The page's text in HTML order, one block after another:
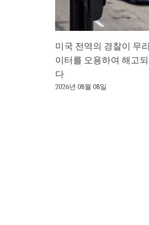
미국 전역의 경찰이 무
이터를 오용하여 해고
다
2026년 08월 08일